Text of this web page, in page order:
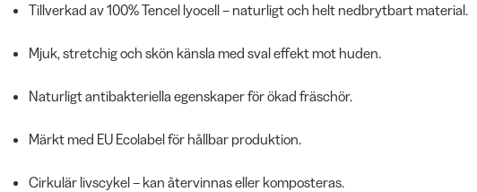
Tillverkad av 100% Tencel lyocell – naturligt och helt nedbrytbart material.
Mjuk, stretchig och skön känsla med sval effekt mot huden.
Naturligt antibakteriella egenskaper för ökad fräschör.
Märkt med EU Ecolabel för hållbar produktion.
Cirkulär livscykel – kan återvinnas eller komposteras.